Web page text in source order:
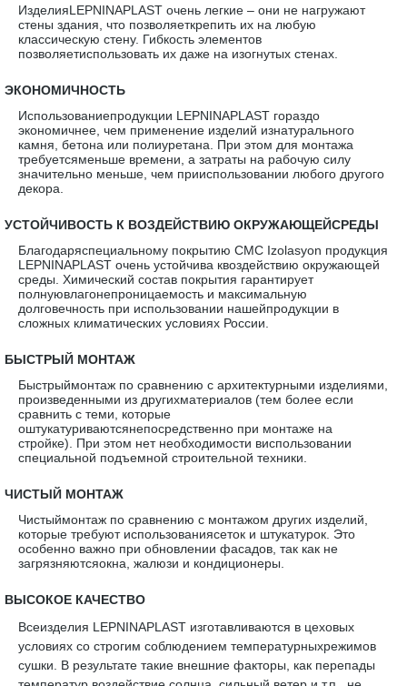
ИзделияLEPNINAPLAST очень легкие – они не нагружают
стены здания, что позволяеткрепить их на любую
классическую стену. Гибкость элементов
позволяетиспользовать их даже на изогнутых стенах.
ЭКОНОМИЧНОСТЬ
Использованиепродукции LEPNINAPLAST гораздо
экономичнее, чем применение изделий изнатурального
камня, бетона или полиуретана. При этом для монтажа
требуетсяменьше времени, а затраты на рабочую силу
значительно меньше, чем прииспользовании любого другого
декора.
УСТОЙЧИВОСТЬ К ВОЗДЕЙСТВИЮ ОКРУЖАЮЩЕЙСРЕДЫ
Благодаряспециальному покрытию CMC Izolasyon продукция
LEPNINAPLAST очень устойчива квоздействию окружающей
среды. Химический состав покрытия гарантирует
полнуювлагонепроницаемость и максимальную
долговечность при использовании нашейпродукции в
сложных климатических условиях России.
БЫСТРЫЙ МОНТАЖ
Быстрыймонтаж по сравнению с архитектурными изделиями,
произведенными из другихматериалов (тем более если
сравнить с теми, которые
оштукатуриваютсянепосредственно при монтаже на
стройке). При этом нет необходимости виспользовании
специальной подъемной строительной техники.
ЧИСТЫЙ МОНТАЖ
Чистыймонтаж по сравнению с монтажом других изделий,
которые требуют использованиясеток и штукатурок. Это
особенно важно при обновлении фасадов, так как не
загрязняютсяокна, жалюзи и кондиционеры.
ВЫСОКОЕ КАЧЕСТВО
Всеизделия LEPNINAPLAST изготавливаются в цеховых
условиях со строгим соблюдением температурныхрежимов
сушки. В результате такие внешние факторы, как перепады